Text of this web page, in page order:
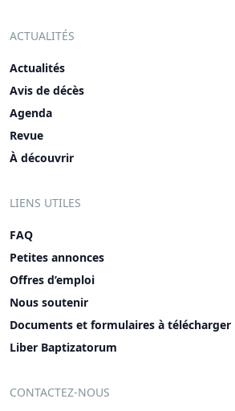
ACTUALITÉS
Actualités
Avis de décès
Agenda
Revue
À découvrir
LIENS UTILES
FAQ
Petites annonces
Offres d’emploi
Nous soutenir
Documents et formulaires à télécharger
Liber Baptizatorum
CONTACTEZ-NOUS